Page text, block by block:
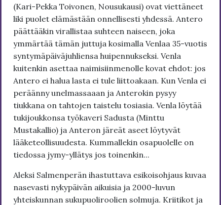
(Kari-Pekka Toivonen, Nousukausi) ovat viettäneet
liki puolet elämästään onnellisesti yhdessä. Antero
päättääkin virallistaa suhteen naiseen, joka
ymmärtää tämän juttuja kosimalla Venlaa 35-vuotis
syntymäpäiväjuhliensa huipennukseksi. Venla
kuitenkin asettaa naimisiinmenolle kovat ehdot: jos
Antero ei halua lasta ei tule liittoakaan. Kun Venla ei
peräänny unelmassaaan ja Anterokin pysyy
tiukkana on tahtojen taistelu tosiasia. Venla löytää
tukijoukkonsa työkaveri Sadusta (Minttu
Mustakallio) ja Anteron järeät aseet löytyvät
lääketeollisuudesta. Kummallekin osapuolelle on
tiedossa jymy-yllätys jos toinenkin...
Aleksi Salmenperän ihastuttava esikoisohjaus kuvaa
nasevasti nykypäivän aikuisia ja 2000-luvun
yhteiskunnan sukupuoliroolien solmuja. Kriitikot ja